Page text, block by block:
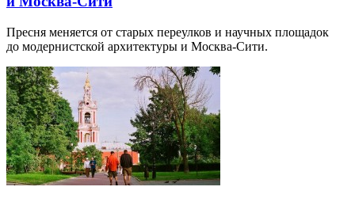
Пресня меняется от старых переулков и научных площадок
до модернистской архитектуры и Москва-Сити.